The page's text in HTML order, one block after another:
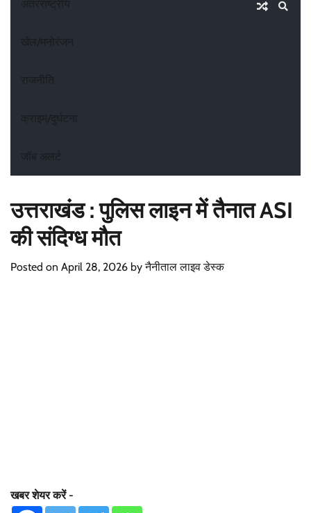
अंतरराष्ट्रीय
खेल/मनोरंजन
राजनीति
क्राइम/दुर्घटना
जॉब अलर्ट
उत्तराखंड : पुलिस लाइन में तैनात ASI
की संदिग्ध मौत
Posted on April 28, 2026 byनैनीताल लाइव डेस्क
खबर शेयर करें -